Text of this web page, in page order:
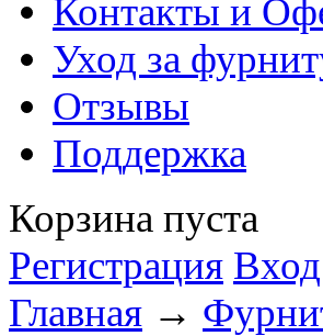
Контакты и
Уход за
Отзывы
Поддержка
Корзина пуста
Регистрация Вход
Главная →